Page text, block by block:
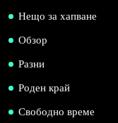
Нещо за хапване
Обзор
Разни
Роден край
Свободно време